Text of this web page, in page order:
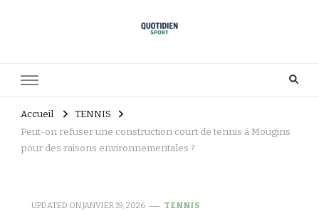
Accueil
TENNIS
Peut-on refuser une construction court de tennis à Mougins
pour des raisons environnementales ?
UPDATED ONJANVIER 19, 2026 TENNIS